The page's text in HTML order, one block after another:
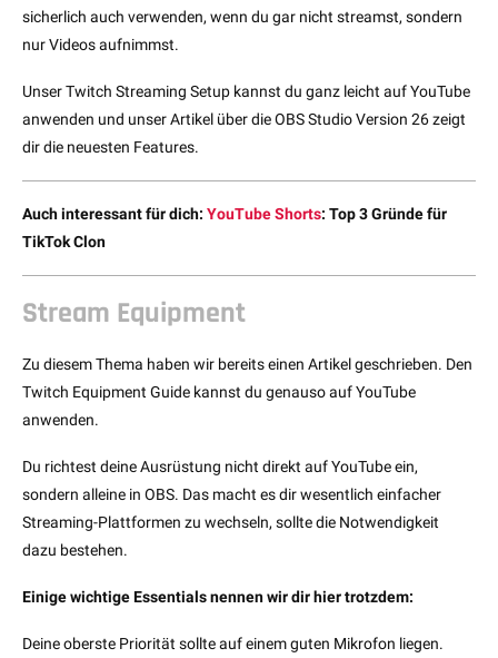
sicherlich auch verwenden, wenn du gar nicht streamst, sondern
nur Videos aufnimmst.
Unser Twitch Streaming Setup kannst du ganz leicht auf YouTube
anwenden und unser Artikel über die OBS Studio Version 26 zeigt
dir die neuesten Features.
Auch interessant für dich: YouTube Shorts: Top 3 Gründe für
TikTok Clon
Stream Equipment
Zu diesem Thema haben wir bereits einen Artikel geschrieben. Den
Twitch Equipment Guide kannst du genauso auf YouTube
anwenden.
Du richtest deine Ausrüstung nicht direkt auf YouTube ein,
sondern alleine in OBS. Das macht es dir wesentlich einfacher
Streaming-Plattformen zu wechseln, sollte die Notwendigkeit
dazu bestehen.
Einige wichtige Essentials nennen wir dir hier trotzdem:
Deine oberste Priorität sollte auf einem guten Mikrofon liegen.